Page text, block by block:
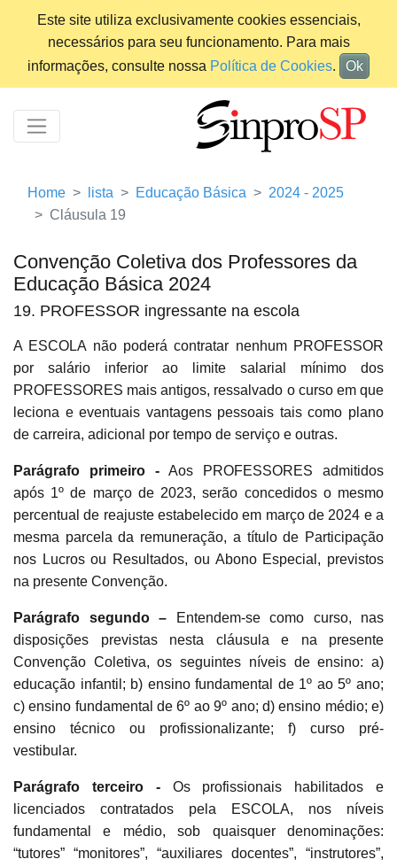
Este site utiliza exclusivamente cookies essenciais,
necessários para seu funcionamento. Para mais
informações, consulte nossa Política de Cookies. Ok
Home lista Educação Básica
2024 - 2025
Cláusula 19
Convenção Coletiva dos Professores da
Educação Básica 2024
19. PROFESSOR ingressante na escola
A ESCOLA não poderá contratar nenhum PROFESSOR
por salário inferior ao limite salarial mínimo dos
PROFESSORES mais antigos, ressalvado o curso em que
leciona e eventuais vantagens pessoais tais como plano
de carreira, adicional por tempo de serviço e outras.
Parágrafo primeiro -Aos PROFESSORES admitidos
após 1º de março de 2023, serão concedidos o mesmo
percentual de reajuste estabelecido em março de 2024 e a
mesma parcela da remuneração, a título de Participação
nos Lucros ou Resultados, ou Abono Especial, previstos
na presente Convenção.
Parágrafo segundo – Entendem-se como curso, nas
disposições previstas nesta cláusula e na presente
Convenção Coletiva, os seguintes níveis de ensino: a)
educação infantil; b) ensino fundamental de 1º ao 5º ano;
c) ensino fundamental de 6º ao 9º ano; d) ensino médio; e)
ensino técnico ou profissionalizante; f) curso pré-
vestibular.
Parágrafo terceiro - Os profissionais habilitados e
licenciados contratados pela ESCOLA, nos níveis
fundamental e médio, sob quaisquer denominações:
“tutores” “monitores”, “auxiliares docentes”, “instrutores”,